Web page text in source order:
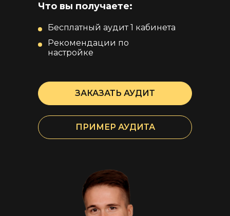
ПРИМЕР АУДИТА
ЗАКАЗАТЬ АУДИТ
Что вы получаете:
Бесплатный аудит 1 кабинета
Рекомендации по
настройке